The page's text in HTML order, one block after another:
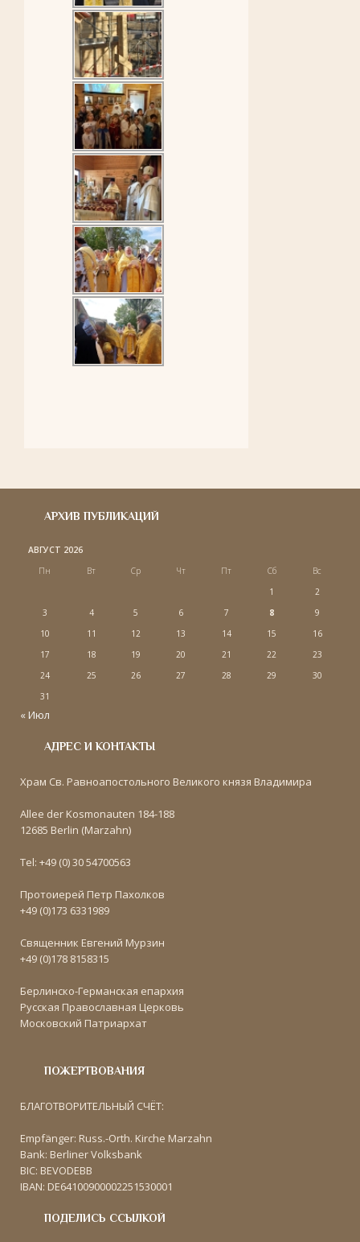
АРХИВ ПУБЛИКАЦИЙ
АВГУСТ 2026
Пн
Вт Ср Чт Пт Сб
Вс
1
2
3
4 5 6 7 8
9
10
11 12 13 14 15
16
17
18 19 20 21 22
23
24
25 26 27 28 29
30
31
« Июл
АДРЕС И КОНТАКТЫ
Храм Св. Равноапостольного Великого князя Владимира
Allee der Kosmonauten 184-188
12685 Berlin (Marzahn)
Tel: +49 (0) 30 54700563
Протоиерей Петр Пахолков
+49 (0)173 6331989
Священник Евгений Мурзин
+49 (0)178 8158315
Берлинско-Германская епархия
Русская Православная Церковь
Московский Патриархат
ПОЖЕРТВОВАНИЯ
БЛАГОТВОРИТЕЛЬНЫЙ СЧЁТ:
Empfänger: Russ.-Orth. Kirche Marzahn
Bank: Berliner Volksbank
BIC: BEVODEBB
IBAN: DE64100900002251530001
ПОДЕЛИСЬ ССЫЛКОЙ